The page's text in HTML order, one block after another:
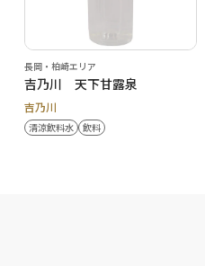
長岡・柏崎エリア
吉乃川 天下甘露泉
吉乃川
清涼飲料水 飲料